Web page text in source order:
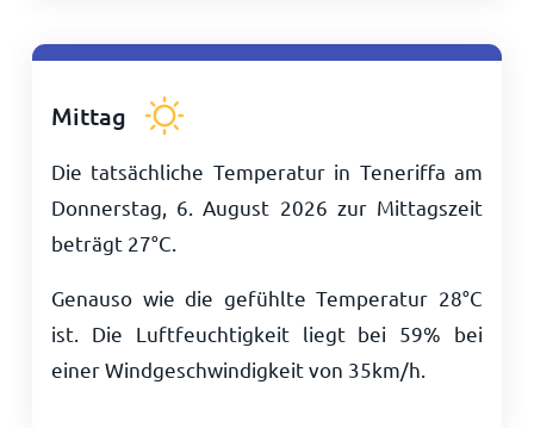
Mittag
Die tatsächliche Temperatur in Teneriffa am
Donnerstag, 6. August 2026 zur Mittagszeit
beträgt 27°C
Genauso wie die gefühlte Temperatur 28°C
ist. Die Luftfeuchtigkeit liegt bei 59% bei
einer Windgeschwindigkeit von 35km/h